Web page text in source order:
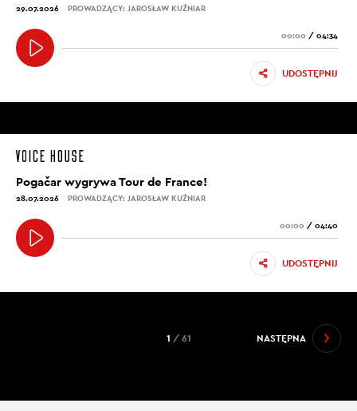
29.07.2026 PROWADZĄCY: JAROSŁAW KUŹNIAR
00:00 / 04:34
UDOSTĘPNIJ
Pogačar wygrywa Tour de France!
28.07.2026 PROWADZĄCY: JAROSŁAW KUŹNIAR
00:00 / 04:40
UDOSTĘPNIJ
NASTĘPNA
1 / 61